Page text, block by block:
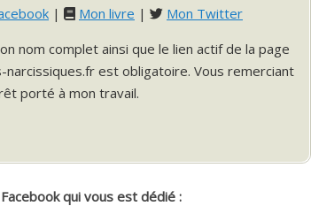
| Mon livre |
Mon Twitter
nom complet ainsi que le lien actif de la page
est obligatoire. Vous remerciant
porté à mon travail.
qui vous est dédié :